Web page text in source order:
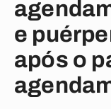
e
após o